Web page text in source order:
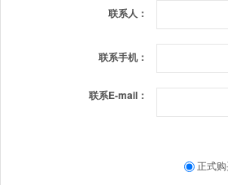
联系人：
联系手机：
联系E-mail：
正式购